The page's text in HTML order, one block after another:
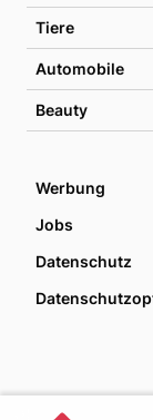
Tiere
Automobile
Beauty
Werbung
Jobs
Datenschutz